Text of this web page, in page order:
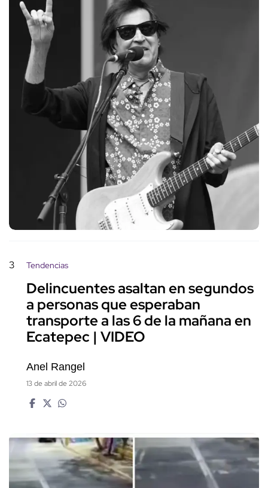
3 Tendencias
Delincuentes asaltan en segundos
a personas que esperaban
transporte a las 6 de la mañana en
Ecatepec | VIDEO
Anel Rangel
13 de abril de 2026